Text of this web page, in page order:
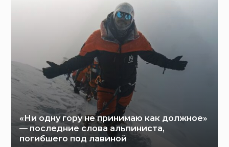
«Ни одну гору не принимаю как должное»
— последние слова альпиниста,
погибшего под лавиной